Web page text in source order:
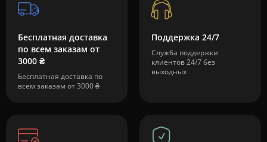
Бесплатная доставка
по всем заказам от
3000 ₴
Бесплатная доставка по
всем заказам от 3000 ₴
Поддержка 24/7
Служба поддержки
клиентов 24/7 без
выходных